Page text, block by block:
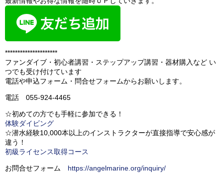
*********************
ファンダイブ・初心者講習・ステップアップ講習・器材購入など い
つでも受け付けています
電話や申込フォーム・問合せフォームからお願いします。
電話 055-924-4465
☆初めての方でも手軽に参加できる！
体験ダイビング
☆潜水経験10,000本以上のインストラクターが直接指導で安心感が
違う！
初級ライセンス取得コース
お問合せフォーム https://angelmarine.org/inquiry/